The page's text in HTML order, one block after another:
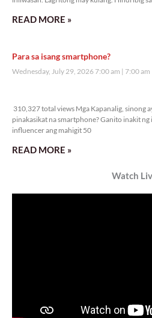
READ MORE »
Para sa isang smartphone?
Wednesday, July 29, 2026 7:00 am 7:00 am
310,327 total views Mga Kapanalig, sinong
pinakasikat na smartphone? Ganito inakit ng
influencer ang mahigit 50
READ MORE »
Watch